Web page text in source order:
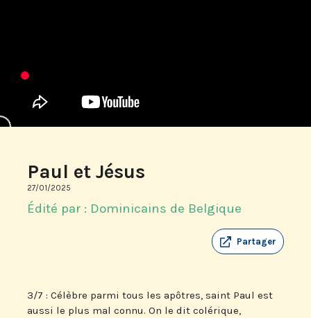
Paul et Jésus
27/01/2025
Édité par : Dominicains de Belgique
Partager
3/7 : Célèbre parmi tous les apôtres, saint Paul est
aussi le plus mal connu. On le dit colérique,